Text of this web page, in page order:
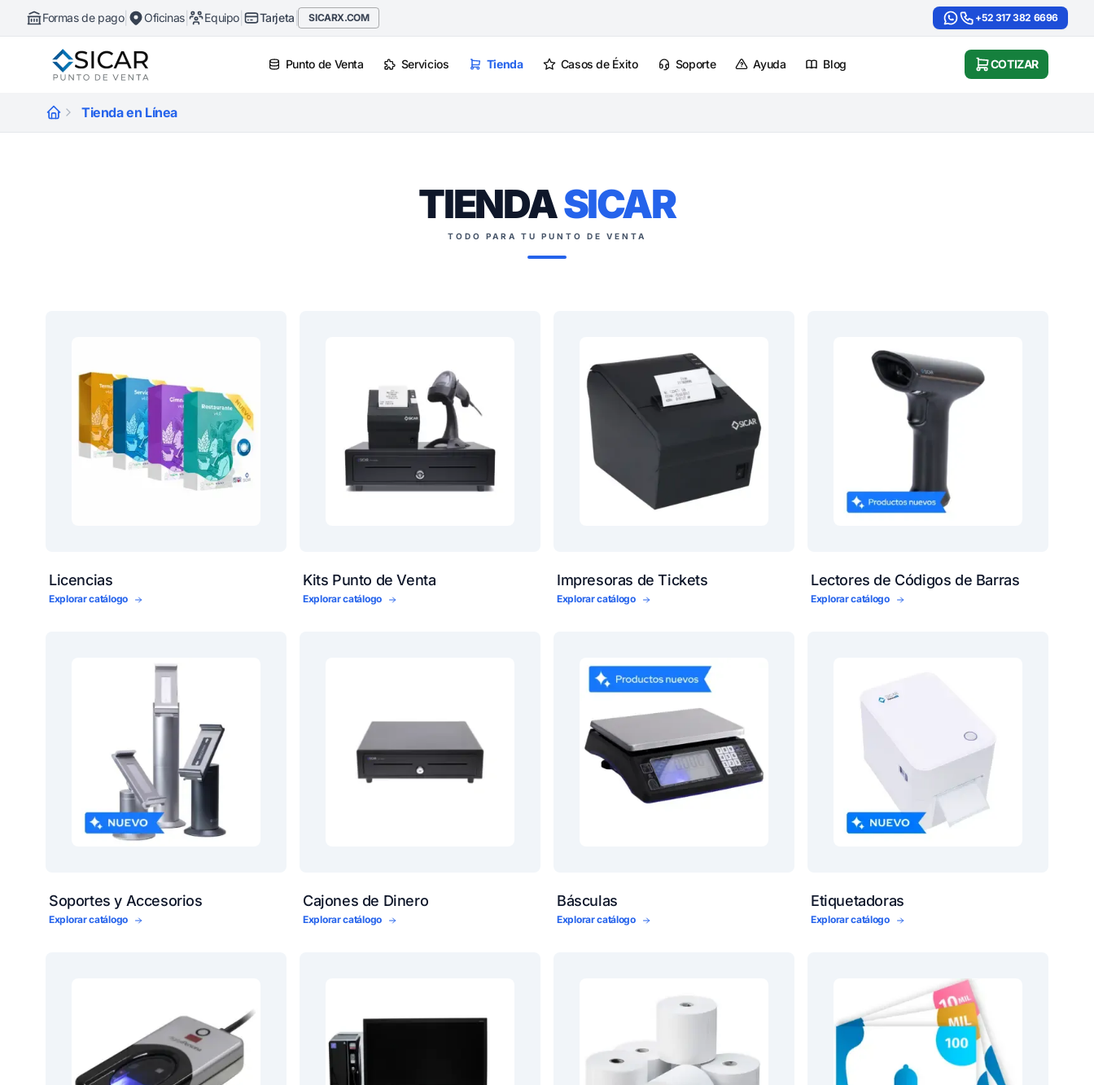
Formas de pago| Oficinas| Equipo Tarjeta SICARX.COM +52 317 382 6696
Punto de Venta Servicios Tienda Casos de Éxito Soporte Ayuda Blog COTIZAR
Tienda en Línea
TIENDASICAR
TODO PARA TU PUNTO DE VENTA
Licencias
Explorar catálogo
Kits Punto de Venta
Explorar catálogo
Impresoras de Tickets
Explorar catálogo
Lectores de Códigos de Barras
Explorar catálogo
Soportes y Accesorios
Explorar catálogo
Cajones de Dinero
Explorar catálogo
Básculas
Explorar catálogo
Etiquetadoras
Explorar catálogo